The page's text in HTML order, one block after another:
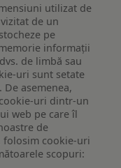
utilizat de
de un
pe
informații
de limbă sau
uri sunt setate
asemenea,
uri dintr-un
web pe care îl
de
folosim cookie-uri
scopuri: